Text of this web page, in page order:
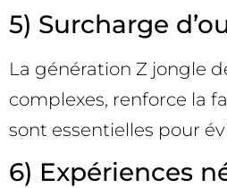
5) Surcharge
La génération Z jongle
complexes, renforce la
sont essentielles pour
6) Expériences